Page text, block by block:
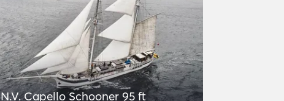
N.V. Capello Schooner 95 ft